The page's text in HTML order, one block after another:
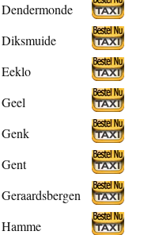
Dendermonde
Diksmuide
Eeklo
Geel
Genk
Gent
Geraardsbergen
Hamme